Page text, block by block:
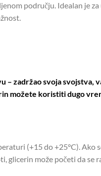
području. Idealan je
– zadržao svoja svojstva,
možete koristiti dugo
(+15 do +25°C). Ako
glicerin može početi da se